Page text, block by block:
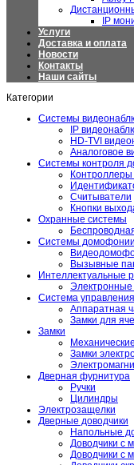
IP
Услуги
Доставка и оплата
Новости
Контакты
Наши сайты
Категории
Системы
IP
HD-TVI
Аналоговое
Системы контроля
Считыватели
Кнопки
Охранные системы
Системы домофонии
Вызывные
Интеллектуальные
Система
Аппаратная
Замки для
Замки
Замки
Дверная фурнитура
Ручки
Цилиндры
Электрозащелки
Дверные доводчики
Напольные
Доводчики с
Доводчики с